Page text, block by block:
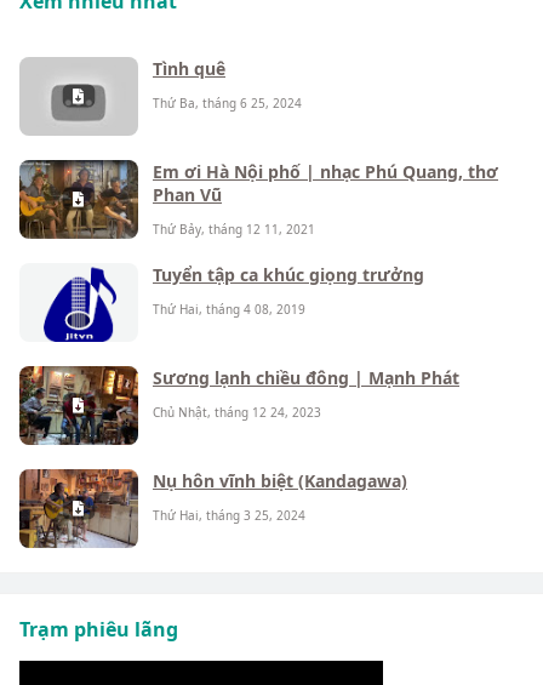
Tình quê
Thứ Ba, tháng 6 25, 2024
Em ơi Hà Nội phố | nhạc Phú Quang, thơ
Phan Vũ
Thứ Bảy, tháng 12 11, 2021
Tuyển tập ca khúc giọng trưởng
Thứ Hai, tháng 4 08, 2019
Sương lạnh chiều đông | Mạnh Phát
Chủ Nhật, tháng 12 24, 2023
Nụ hôn vĩnh biệt (Kandagawa)
Thứ Hai, tháng 3 25, 2024
Trạm phiêu lãng